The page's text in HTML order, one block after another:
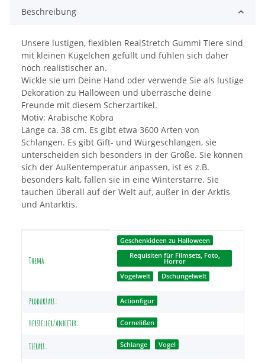
Beschreibung
Unsere lustigen, flexiblen RealStretch Gummi Tiere sind
mit kleinen Kügelchen gefüllt und fühlen sich daher
noch realistischer an.
Wickle sie um Deine Hand oder verwende Sie als lustige
Dekoration zu Halloween und überrasche deine
Freunde mit diesem Scherzartikel.
Motiv: Arabische Kobra
Länge ca. 38 cm. Es gibt etwa 3600 Arten von
Schlangen. Es gibt Gift- und Würgeschlangen, sie
unterscheiden sich besonders in der Größe. Sie können
sich der Außentemperatur anpassen, ist es z.B.
besonders kalt, fallen sie in eine Winterstarre. Sie
tauchen überall auf der Welt auf, außer in der Arktis
und Antarktis.
Thema:
Geschenkideen zu Halloween
Requisiten für Filmsets, Foto,
Horror
Vogelwelt
Dschungelwelt
Produktart: Actionfigur
Hersteller/Anbieter: Cornelißen
Tierart: Schlange Vogel